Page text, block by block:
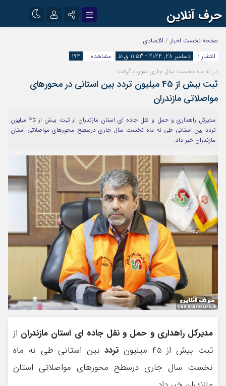
حرف آنلاین
اینستاگرام
آپارات
رمز عبور
مرا به خاطر بسپار
صفحه نخست اخبار / اقتصادی
انتشار :
دسامبر 28, 2024 - 11:53 ق.ظ مشاهده :
194
در نه ماه نخست سال جاری صورت گرفت
ثبت بیش از 45 میلیون تردد بین استانی در محورهای
مواصلاتی مازندران
مدیرکل راهداری و حمل و نقل جاده ای استان مازندران از ثبت بیش از 45 میلیون
تردد بین استانی طی نه ماه نخست سال جاری درسطح محورهای مواصلاتی استان
مازندران خبر داد.
مدیرکل راهداری و حمل و نقل جاده ای استان مازندران از
ثبت بیش از 45 میلیون
تردد بین استانی طی نه ماه
نخست سال جاری درسطح محورهای مواصلاتی استان